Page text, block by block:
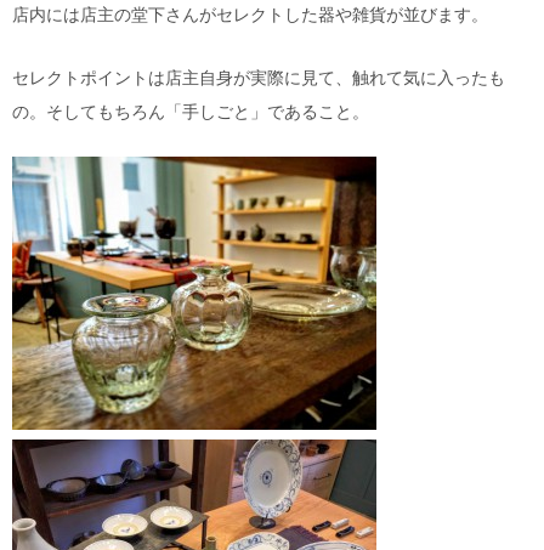
店内には店主の堂下さんがセレクトした器や雑貨が並びます。
セレクトポイントは店主自身が実際に見て、触れて気に入ったも
の。そしてもちろん「手しごと」であること。